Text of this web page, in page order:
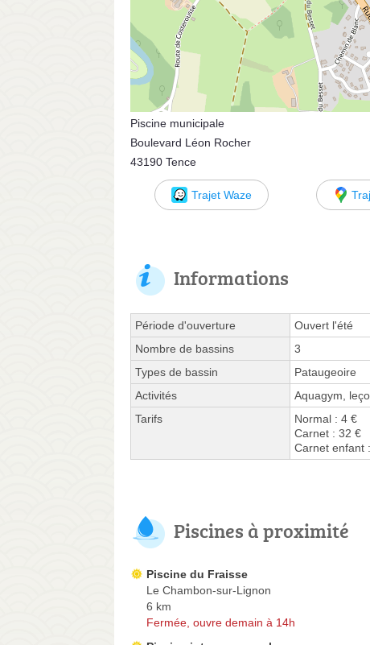
Piscine municipale
Boulevard Léon Rocher
43190 Tence
Trajet Waze
Informations
Période d'ouverture
Ouvert l'été
Nombre de bassins
3
Types de bassin
Pataugeoire
Activités
Aquagym,
Tarifs
Normal : 4 €
Carnet : 32 €
Carnet enfant
Piscines à proximité
Piscine du Fraisse
Le Chambon-sur-Lignon
6 km
Fermée, ouvre demain à 14h